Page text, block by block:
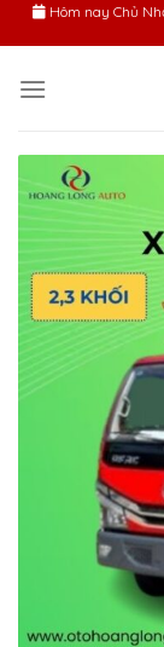
Skip
to
Hôm nay Chủ